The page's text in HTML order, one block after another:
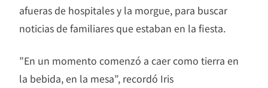
afueras de hospitales y la morgue, para buscar
noticias de familiares que estaban en la fiesta.
”En un momento comenzó a caer como tierra en
la bebida, en la mesa”, recordó Iris